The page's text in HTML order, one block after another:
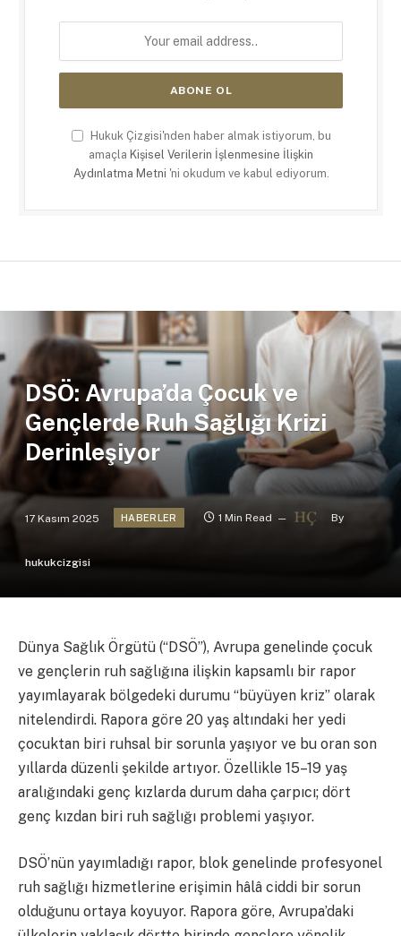
Hukuk Çizgisi'nden haber almak istiyorum, bu
amaçla Kişisel Verilerin İşlenmesine İlişkin
Aydınlatma Metni 'ni okudum ve kabul ediyorum.
DSÖ: Avrupa’da Çocuk ve
Gençlerde Ruh Sağlığı Krizi
Derinleşiyor
17 Kasım 2025 HABERLER 1 Min Read By
hukukcizgisi
Dünya Sağlık Örgütü (“DSÖ”), Avrupa genelinde çocuk
ve gençlerin ruh sağlığına ilişkin kapsamlı bir rapor
yayımlayarak bölgedeki durumu “büyüyen kriz” olarak
nitelendirdi. Rapora göre 20 yaş altındaki her yedi
çocuktan biri ruhsal bir sorunla yaşıyor ve bu oran son
yıllarda düzenli şekilde artıyor. Özellikle 15–19 yaş
aralığındaki genç kızlarda durum daha çarpıcı; dört
genç kızdan biri ruh sağlığı problemi yaşıyor.
DSÖ’nün yayımladığı rapor, blok genelinde profesyonel
ruh sağlığı hizmetlerine erişimin hâlâ ciddi bir sorun
olduğunu ortaya koyuyor. Rapora göre, Avrupa’daki